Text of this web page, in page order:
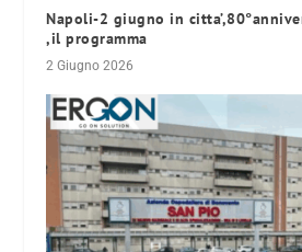
Napoli-2 giugno in
,il programma
2 Giugno 2026